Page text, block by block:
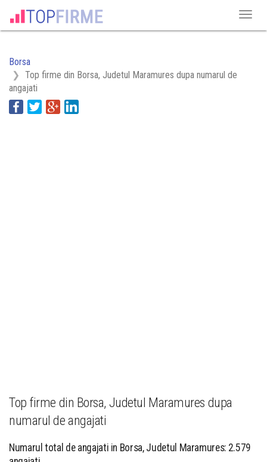
Borsa
Top firme din Borsa, Judetul Maramures dupa numarul de
angajati
Top firme din Borsa, Judetul Maramures dupa
numarul de angajati
Numarul total de angajati in Borsa, Judetul Maramures: 2.579